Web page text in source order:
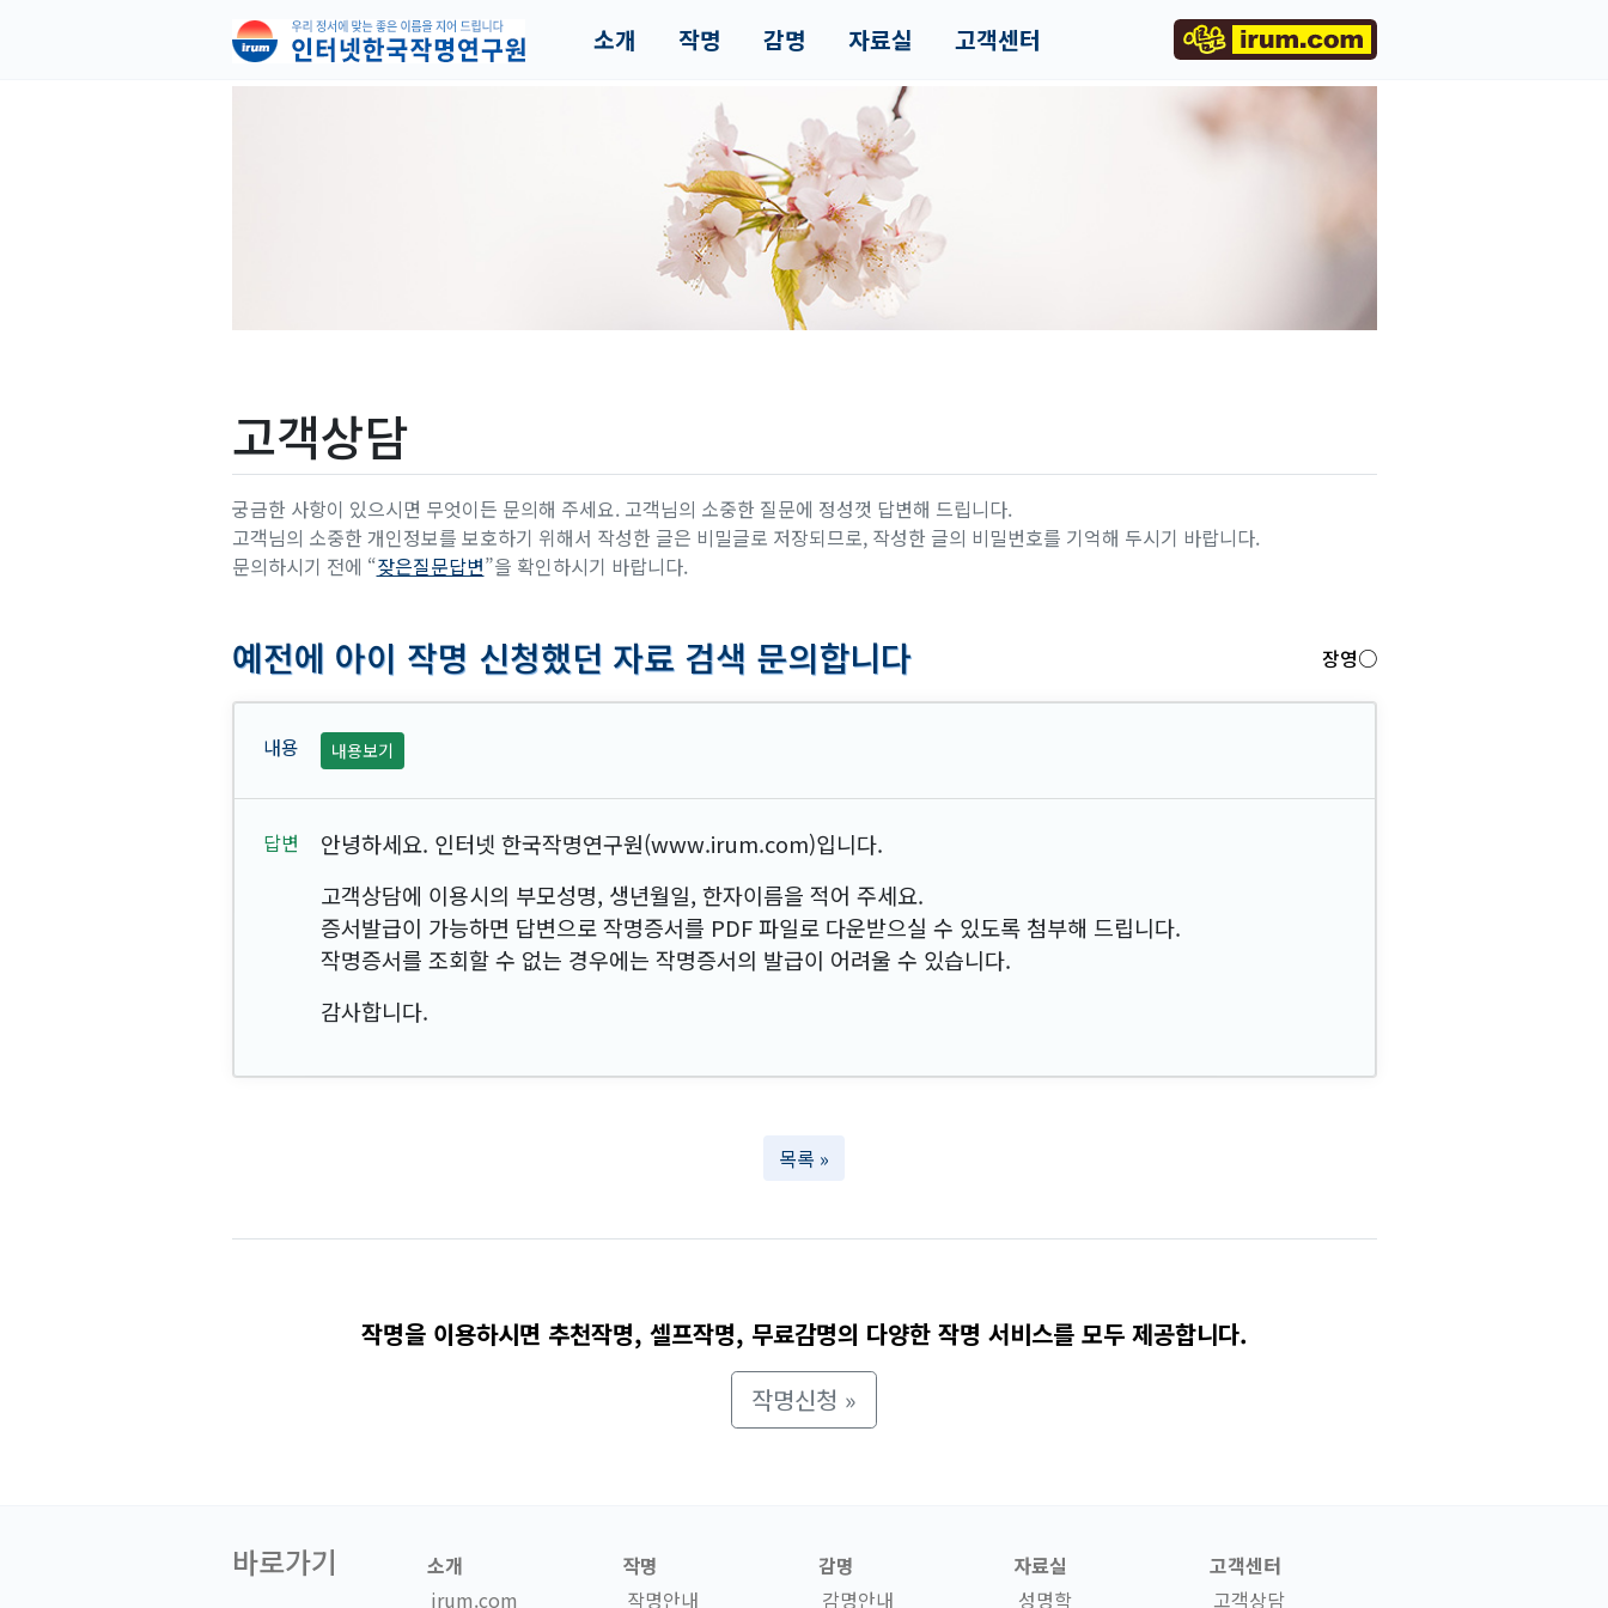
소개 작명 감명 자료실 고객센터
고객상담
궁금한 사항이 있으시면 무엇이든 문의해 주세요. 고객님의 소중한 질문에 정성껏 답변해 드립니다.
고객님의 소중한 개인정보를 보호하기 위해서 작성한 글은 비밀글로 저장되므로, 작성한 글의 비밀번호를 기억해 두시기 바랍니다.
문의하시기 전에 “잦은질문답변”을 확인하시기 바랍니다.
예전에 아이 작명 신청했던 자료 검색 문의합니다 장영○
내용보기
안녕하세요. 인터넷 한국작명연구원(www.irum.com)입니다.
고객상담에 이용시의 부모성명, 생년월일, 한자이름을 적어 주세요.
증서발급이 가능하면 답변으로 작명증서를 PDF 파일로 다운받으실 수 있도록 첨부해 드립니다.
작명증서를 조회할 수 없는 경우에는 작명증서의 발급이 어려울 수 있습니다.
감사합니다.
목록 »
작명을 이용하시면 추천작명, 셀프작명, 무료감명의 다양한 작명 서비스를 모두 제공합니다.
작명신청 »
바로가기
소개
irum.com
작명
작명안내
감명
감명안내
자료실
성명학
고객센터
고객상담